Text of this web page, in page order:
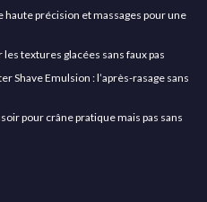
haute précision et massages pour une
textures glacées sans faux pas
Shave Emulsion : l’après-rasage sans
pour crâne pratique mais pas sans